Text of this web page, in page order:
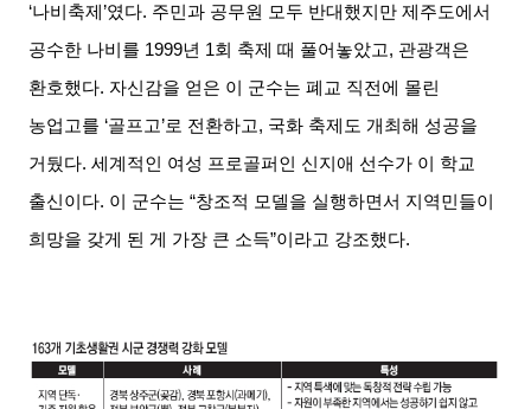
‘나비축제’였다. 주민과 공무원 모두 반대했지만 제주도에서
공수한 나비를 1999년 1회 축제 때 풀어놓았고, 관광객은
환호했다. 자신감을 얻은 이 군수는 폐교 직전에 몰린
농업고를 ‘골프고’로 전환하고, 국화 축제도 개최해 성공을
거뒀다. 세계적인 여성 프로골퍼인 신지애 선수가 이 학교
출신이다. 이 군수는 “창조적 모델을 실행하면서 지역민들이
희망을 갖게 된 게 가장 큰 소득”이라고 강조했다.